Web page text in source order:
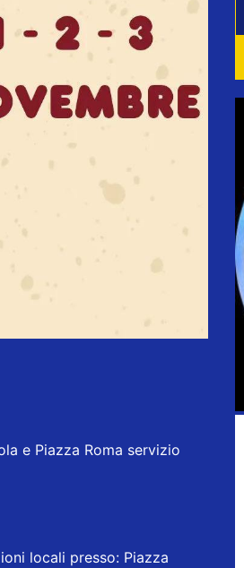
e Piazza Roma servizio
locali presso: Piazza